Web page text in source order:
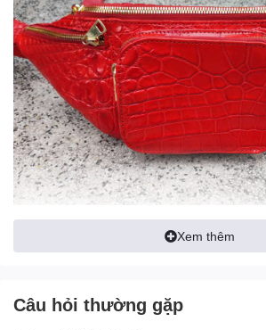
Xem thêm
Câu hỏi thường gặp